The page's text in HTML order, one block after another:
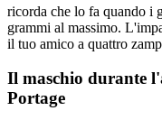
ricorda che lo fa quando i
grammi al massimo.
il tuo amico a quattro
Il maschio durante
Portage